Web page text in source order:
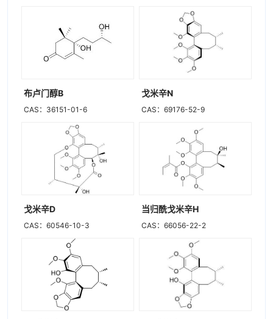
布卢门醇B
CAS：36151-01-6
戈米辛N
CAS：69176-52-9
戈米辛D
CAS：60546-10-3
当归酰戈米辛H
CAS：66056-22-2